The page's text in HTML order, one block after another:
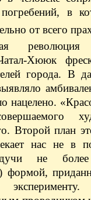
погребений, в
от всего
революция
Хююк
города. В
нацелено.
Второй план
нас не в
не
формой,
эксперименту.